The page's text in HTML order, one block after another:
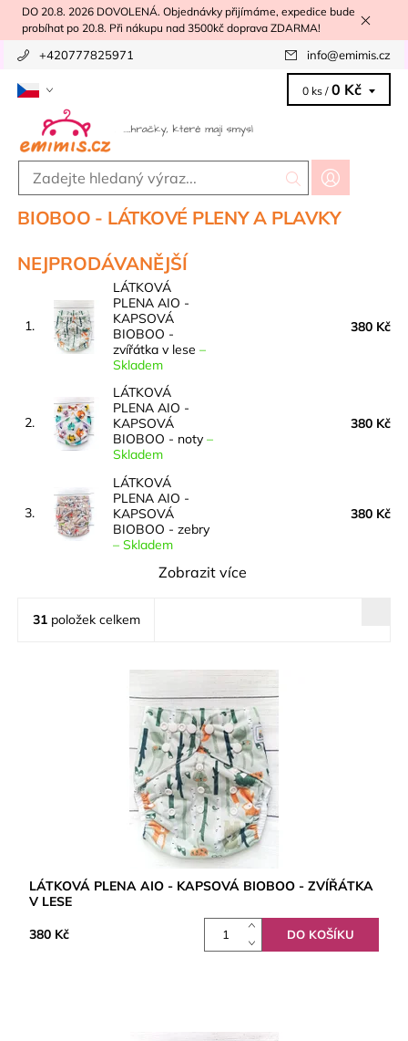
DO 20.8. 2026 DOVOLENÁ. Objednávky přijímáme, expedice bude
probíhat po 20.8. Při nákupu nad 3500kč doprava ZDARMA!
+420777825971 info@emimis.cz
0 ks / 0 Kč
BIOBOO - LÁTKOVÉ PLENY A PLAVKY
NEJPRODÁVANĚJŠÍ
1.
LÁTKOVÁ
PLENA AIO -
KAPSOVÁ
BIOBOO -
zvířátka v lese –
Skladem
380 Kč
2.
LÁTKOVÁ
PLENA AIO -
KAPSOVÁ
BIOBOO - noty –
Skladem
380 Kč
3.
LÁTKOVÁ
PLENA AIO -
KAPSOVÁ
BIOBOO - zebry
– Skladem
380 Kč
Zobrazit více
31 položek celkem
LÁTKOVÁ PLENA AIO - KAPSOVÁ BIOBOO - ZVÍŘÁTKA
V LESE
380 Kč